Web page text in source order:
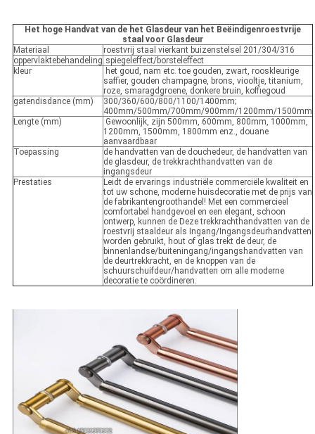
Het hoge Handvat van de het Glasdeur van het Beëindigenroestvrije
staal voor Glasdeur
Materiaal
roestvrij staal vierkant buizenstelsel 201/304/316
oppervlaktebehandeling spiegeleffect/borsteleffect
kleur
het goud, nam etc. toe gouden, zwart, rooskleurige
saffier, gouden champagne, brons, viooltje, titanium,
roze, smaragdgroene, donkere bruin, koffiegoud
gatendisdance (mm)
300/360/600/800/1100/1400mm;
400mm/500mm/700mm/900mm/1200mm/1500mm
Lengte (mm)
Gewoonlijk, zijn 500mm, 600mm, 800mm, 1000mm,
1200mm, 1500mm, 1800mm enz., douane
aanvaardbaar
Toepassing
de handvatten van de douchedeur, de handvatten van
de glasdeur, de trekkrachthandvatten van de
ingangsdeur
Prestaties
Leidt de ervarings industriële commerciële kwaliteit en
tot uw schone, moderne huisdecoratie met de prijs van
de fabrikantengroothandel! Met een commercieel
comfortabel handgevoel en een elegant, schoon
ontwerp, kunnen de Deze trekkrachthandvatten van de
roestvrij staaldeur als Ingang/Ingangsdeurhandvatten
worden gebruikt, hout of glas trekt de deur, de
binnenlandse/buiteningang/ingangshandvatten van
de deurtrekkracht, en de knoppen van de
schuurschuifdeur/handvatten om alle moderne
decoratie te coördineren.